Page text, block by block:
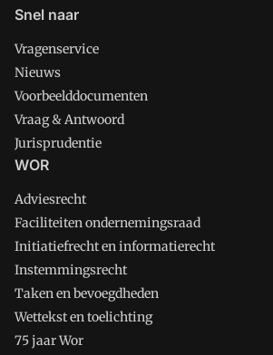
Snel naar
Vragenservice
Nieuws
Voorbeelddocumenten
Vraag & Antwoord
Jurisprudentie
WOR
Adviesrecht
Faciliteiten ondernemingsraad
Initiatiefrecht en informatierecht
Instemmingsrecht
Taken en bevoegdheden
Wettekst en toelichting
75 jaar Wor